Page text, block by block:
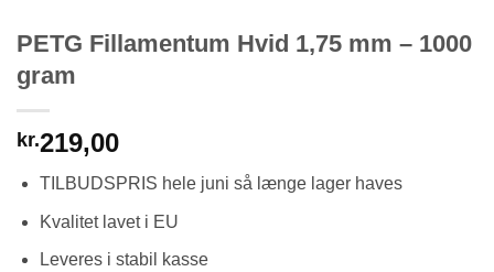
PETG Fillamentum Hvid 1,75 mm – 1000
gram
kr.219,00
TILBUDSPRIS hele juni så længe lager haves
Kvalitet lavet i EU
Leveres i stabil kasse